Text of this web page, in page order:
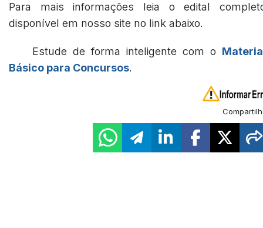
Para mais informações leia o edital
disponível em nosso site no link abaixo.
Estude de forma inteligente com o
Básico para Concursos.